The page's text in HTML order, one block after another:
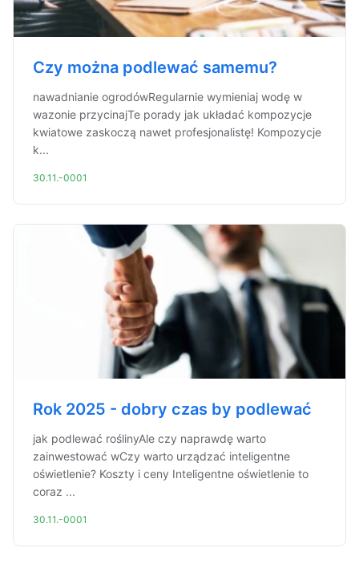
Czy można podlewać samemu?
nawadnianie ogrodówRegularnie wymieniaj wodę w
wazonie przycinajTe porady jak układać kompozycje
kwiatowe zaskoczą nawet profesjonalistę! Kompozycje
k...
30.11.-0001
Rok 2025 - dobry czas by podlewać
jak podlewać roślinyAle czy naprawdę warto
zainwestować wCzy warto urządzać inteligentne
oświetlenie? Koszty i ceny Inteligentne oświetlenie to
coraz ...
30.11.-0001